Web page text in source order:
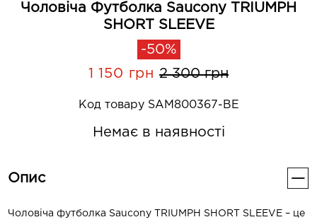
Чоловіча Футболка Saucony TRIUMPH
SHORT SLEEVE
-50%
1 150 грн 2 300 грн
Код товару SAM800367-BE
Немає в наявності
Опис
Чоловіча футболка Saucony TRIUMPH SHORT SLEEVE – це